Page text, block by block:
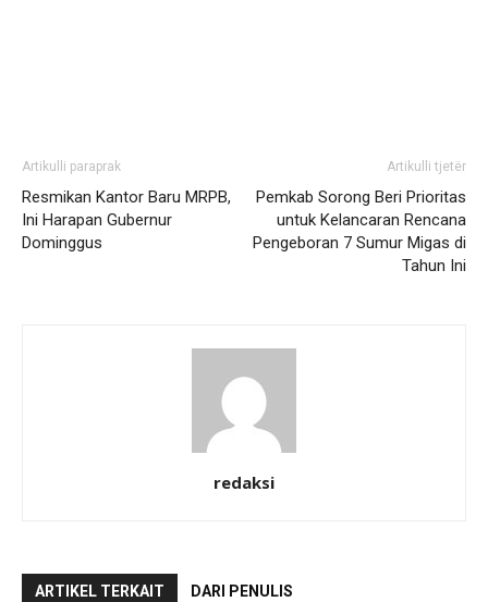
Artikulli paraprak
Resmikan Kantor Baru MRPB,
Ini Harapan Gubernur
Dominggus
Artikulli tjetër
Pemkab Sorong Beri Prioritas
untuk Kelancaran Rencana
Pengeboran 7 Sumur Migas di
Tahun Ini
redaksi
ARTIKEL TERKAIT DARI PENULIS